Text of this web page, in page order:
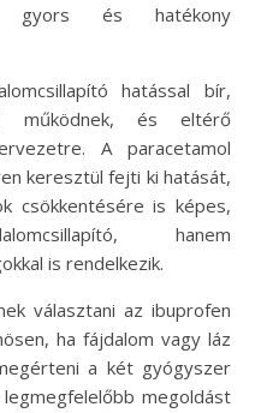
gyors és hatékony
hatással bír,
működnek, és eltérő
A paracetamol
keresztül fejti ki hatását,
csökkentésére is képes,
hanem
is rendelkezik.
választani az ibuprofen
ha fájdalom vagy láz
a két gyógyszer
megoldást